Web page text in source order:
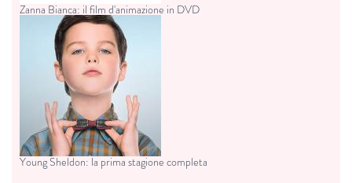
Zanna Bianca: il film d'animazione in DVD
Young Sheldon: la prima stagione completa